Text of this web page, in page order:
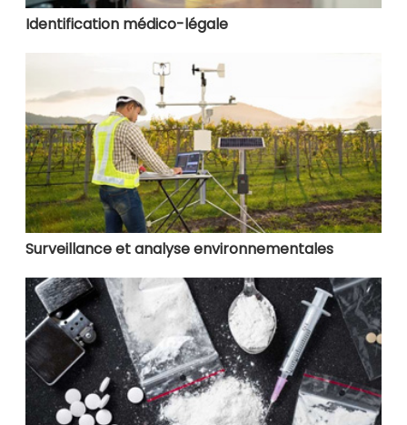
Identification médico-légale
Surveillance et analyse environnementales